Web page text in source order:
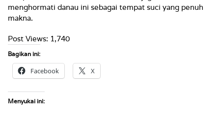
menghormati danau ini sebagai tempat suci yang penuh
makna.
Post Views: 1,740
Bagikan ini:
Facebook X
Menyukai ini: